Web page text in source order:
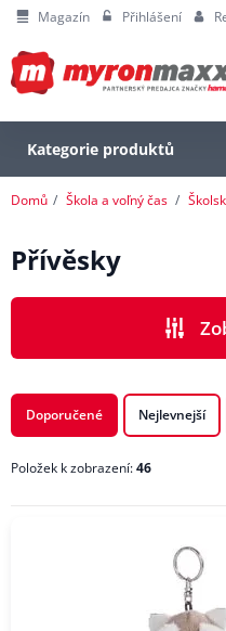
Magazín Přihlášení
Kategorie produktů
Domů Škola a voľný čas
Přívěsky
CENA
ZNAČKA
Doporučené Nejlevnejší
Položek k zobrazení:46